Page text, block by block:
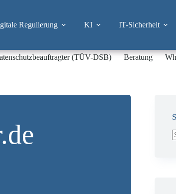
Regulierung KI IT-Sicherheit
(TÜV-DSB) Beratung